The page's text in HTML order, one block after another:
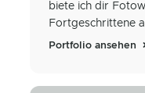
biete ich dir
Fortgeschrittene
Portfolio ansehen